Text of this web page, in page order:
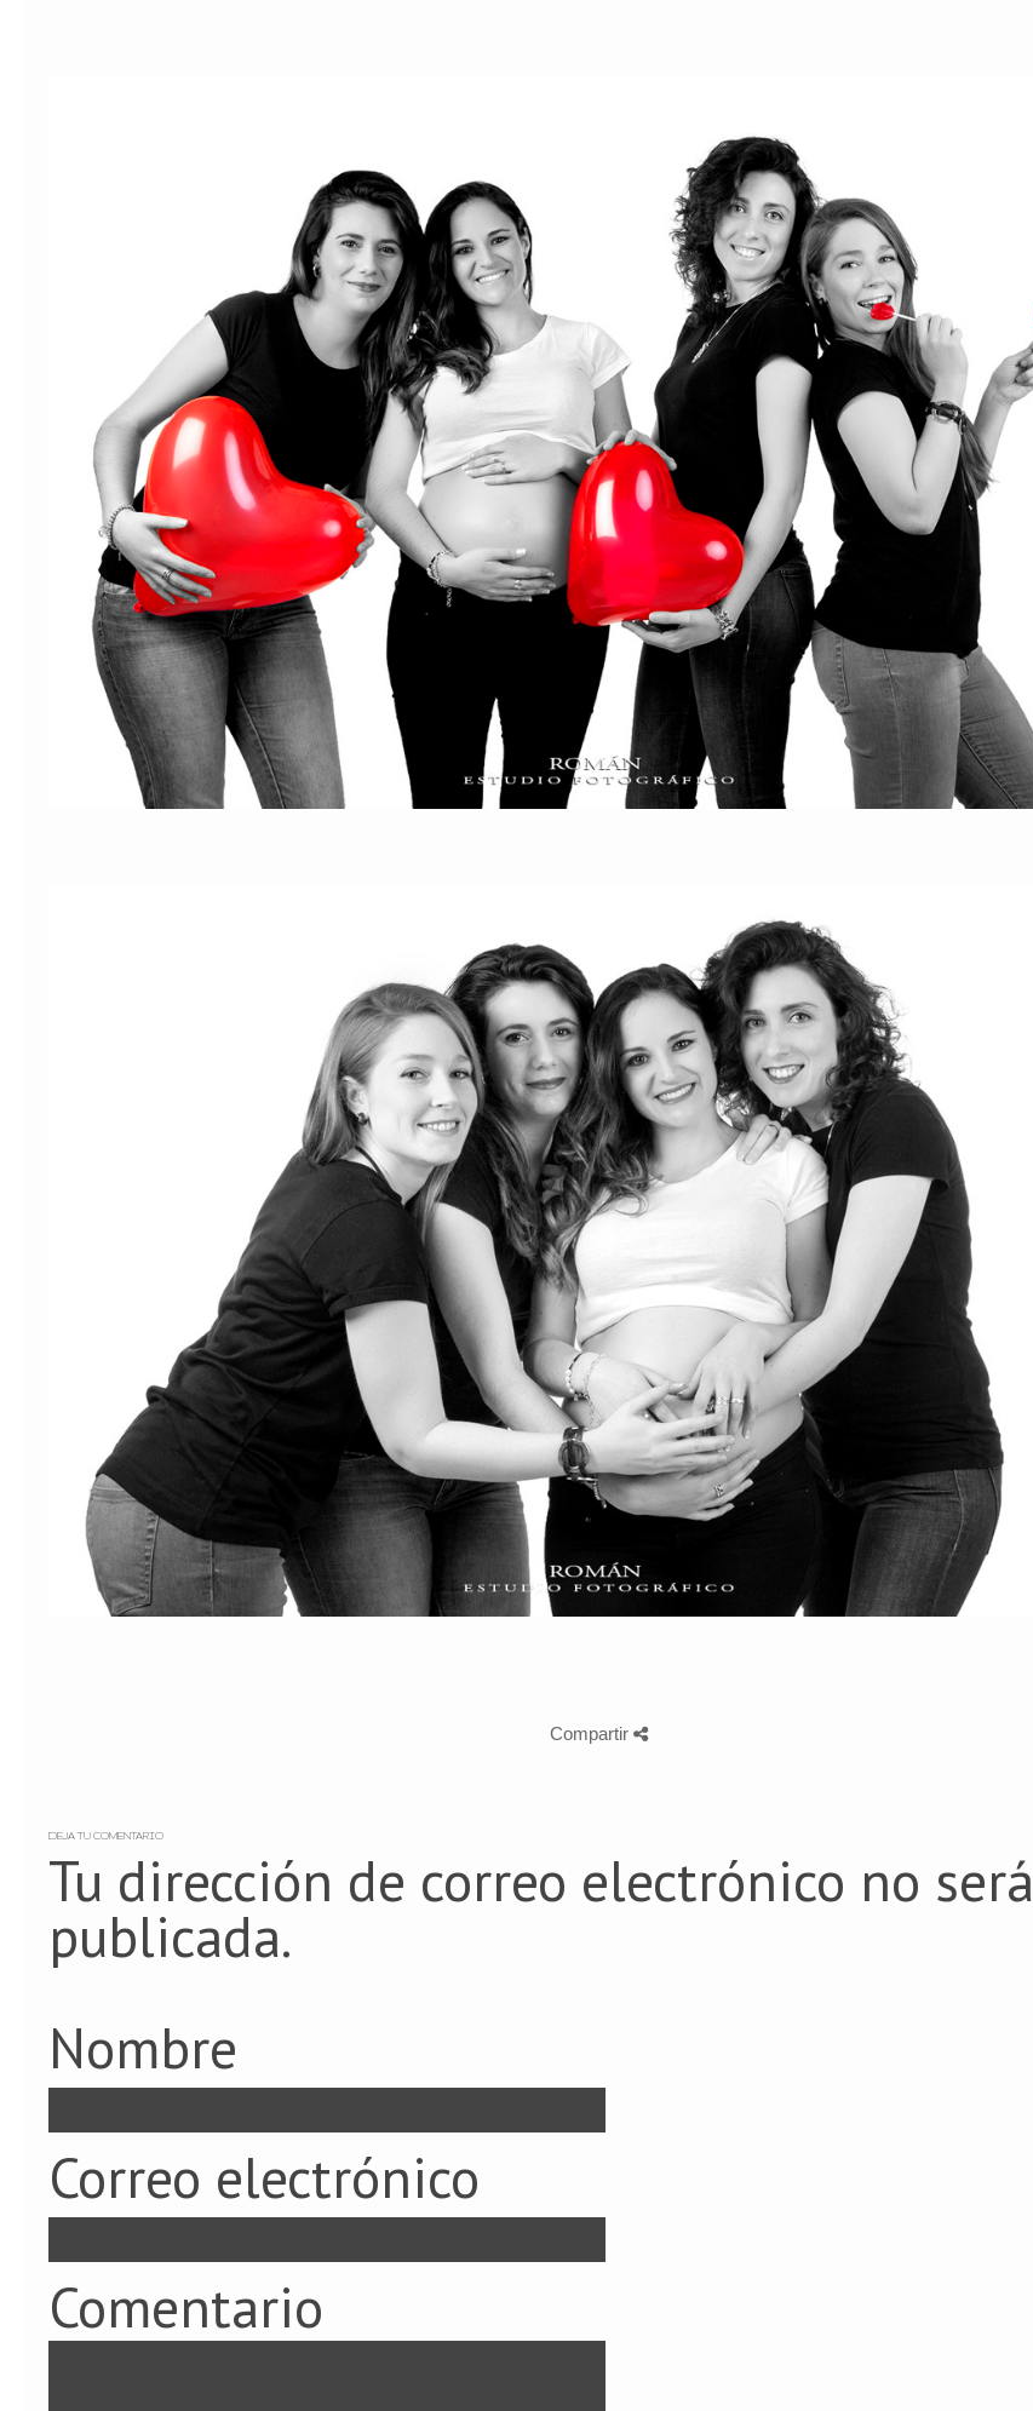
Compartir
DEJA TU COMENTARIO
Tu dirección de correo electrónico no será
publicada.
Nombre
Correo electrónico
Comentario